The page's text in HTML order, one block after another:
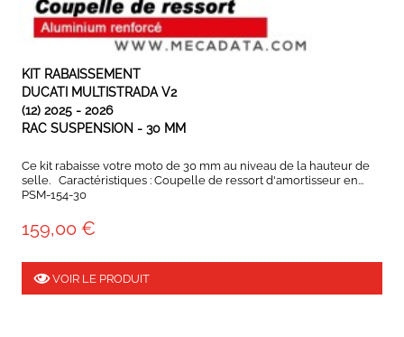
KIT RABAISSEMENT
DUCATI MULTISTRADA V2
(12) 2025 - 2026
RAC SUSPENSION - 30 MM
Ce kit rabaisse votre moto de 30 mm au niveau de la hauteur de
selle. Caractéristiques : Coupelle de ressort d'amortisseur en...
PSM-154-30
159,00 €
VOIR LE PRODUIT